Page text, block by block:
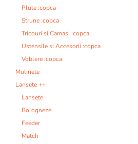
Plute :copca
Strune :copca
Tricouri si Camasi :copca
Ustensile si Accesorii :copca
Voblere :copca
Mulinete
Lansete ++
Lansete
Bologneze
Feeder
Match